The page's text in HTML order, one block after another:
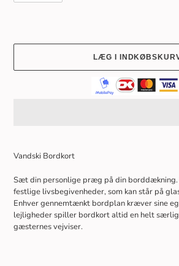
LÆG I
indkøbskurv
Vandski Bordkort
Sæt din personlige præg på din
festlige livsbegivenheder, som kan står på
Enhver gennemtænkt bordplan kræver sine
lejligheder spiller bordkort altid en helt
gæsternes vejviser.